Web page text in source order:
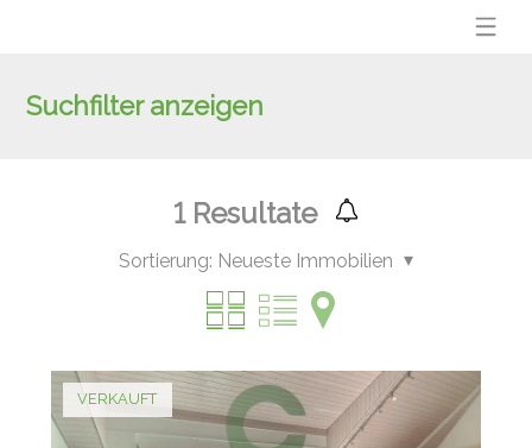
Suchfilter anzeigen
1Resultate
Sortierung: Neueste Immobilien
VERKAUFT